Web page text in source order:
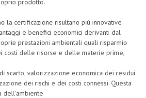
prodotto.
la certificazione risultano più innovative
e benefici economici derivanti dal
prestazioni ambientali quali risparmio
costi delle risorse e delle materie prime,
scarto, valorizzazione economica dei residui
dei rischi e dei costi connessi. Questa